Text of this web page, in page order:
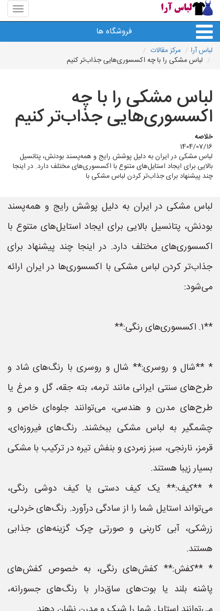
منوی
سایت
آرا
فروشگاه ها
لباس آرا
مرکز مقالات
لباس مشکی را با چه اکسسوری‌هایی جذاب‌تر کنیم
لباس مشکی را با چه
اکسسوری‌هایی جذاب‌تر کنیم
خلاصه
1404/07/16
لباس مشکی در ایران به دلیل پوشش رایج و همه‌پسند بودنش، پتانسیل
بالایی برای ایجاد استایل‌های متنوع با اکسسوری‌های مختلف دارد. در اینجا
چند پیشنهاد برای جذاب‌تر کردن لباس مشکی با
لباس مشکی در ایران به دلیل پوشش رایج و همه‌پسند
بودنش، پتانسیل بالایی برای ایجاد استایل‌های متنوع با
اکسسوری‌های مختلف دارد. در اینجا چند پیشنهاد برای
جذاب‌تر کردن لباس مشکی با اکسسوری‌ها در ایران ارائه
می‌شود:
**۱. اکسسوری‌های رنگی:**
* **شال و روسری:** شال و روسری با رنگ‌های شاد و
طرح‌های سنتی ایرانی مانند ترمه، بته جقه، گل و مرغ یا
طرح‌های مدرن و هندسی، می‌توانند جلوه‌ای خاص و
چشمگیر به لباس مشکی ببخشند. رنگ‌های فیروزه‌ای،
قرمز، نارنجی، سبز زمردی و بنفش تیره در ترکیب با مشکی
بسیار زیبا هستند.
* **کیف:** یک کیف دستی یا کیف دوشی رنگی،
می‌تواند استایل شما را از سادگی درآورد. رنگ‌های خردلی،
زرشکی، آبی کاربنی و صورتی چرک گزینه‌های جذابی
هستند.
* **کفش:** کفش‌های رنگی، به خصوص کفش‌های
پاشنه بلند یا بوت‌های ساق‌دار با رنگ‌های جسورانه،